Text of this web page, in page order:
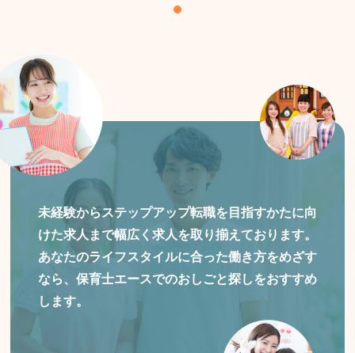
未経験からステップアップ転職を目指すかたに向
けた求人まで幅広く求人を取り揃えております。
あなたのライフスタイルに合った働き方をめざす
なら、保育士エースでのおしごと探しをおすすめ
します。